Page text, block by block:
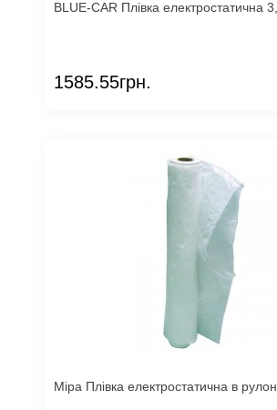
BLUE-CAR Плівка електростатична
1585.55грн.
Mipa Плівка електростатична в